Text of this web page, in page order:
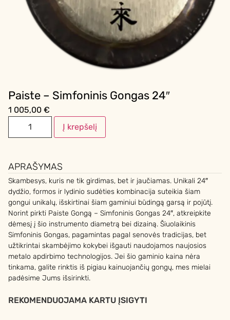
Paiste – Simfoninis Gongas 24″
1 005,00 €
Į krepšelį
APRAŠYMAS
Skambesys, kuris ne tik girdimas, bet ir jaučiamas. Unikali 24″
dydžio, formos ir lydinio sudėties kombinacija suteikia šiam
gongui unikalų, išskirtinai šiam gaminiui būdingą garsą ir pojūtį.
Norint pirkti Paiste Gongą – Simfoninis Gongas 24″, atkreipkite
dėmesį į šio instrumento diametrą bei dizainą. Šiuolaikinis
Simfoninis Gongas, pagamintas pagal senovės tradicijas, bet
užtikrintai skambėjimo kokybei išgauti naudojamos naujosios
metalo apdirbimo technologijos. Jei šio gaminio kaina nėra
tinkama, galite rinktis iš pigiau kainuojančių gongų, mes mielai
padėsime Jums išsirinkti.
REKOMENDUOJAMA KARTU ĮSIGYTI